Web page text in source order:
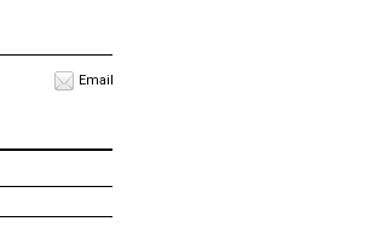
Email